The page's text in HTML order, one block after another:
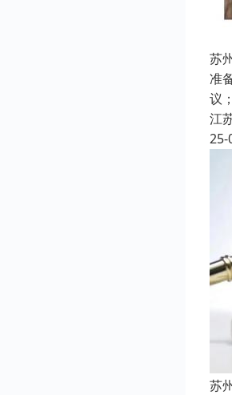
苏
准
议
江
25-
苏